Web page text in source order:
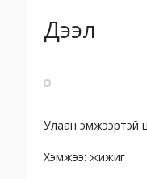
Дээл
Улаан эмжээртэй
Хэмжээ: жижиг